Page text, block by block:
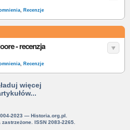
, Recenzje
- recenzja
, Recenzje
więcej
2023 — Historia.org.pl.
ISSN 2083-2265.